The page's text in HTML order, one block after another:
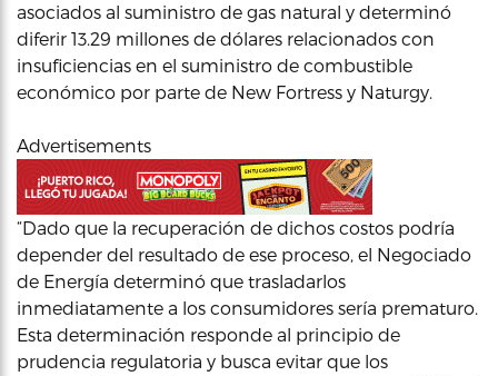
asociados al suministro de gas natural y determinó
diferir 13.29 millones de dólares relacionados con
insuficiencias en el suministro de combustible
económico por parte de New Fortress y Naturgy.
Advertisements
“Dado que la recuperación de dichos costos podría
depender del resultado de ese proceso, el Negociado
de Energía determinó que trasladarlos
inmediatamente a los consumidores sería prematuro.
Esta determinación responde al principio de
prudencia regulatoria y busca evitar que los